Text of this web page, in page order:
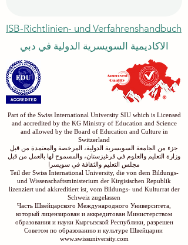
ISB-Richtlinien- und Verfahrenshandbuch
الاكاديمية السويسرية الدولية في دبي
Part of the Swiss International University SIU which is Licensed
and accredited by the KG Ministry of Education and Science
and allowed by the Board of Education and Culture in
Switzerland
جزء من الجامعة السويسرية الدولية، المرخصة والمعتمدة من قبل
وزارة التعليم والعلوم في قرغيزستان، والمسموح لها بالعمل من قبل
مجلس التعليم والثقافة في سويسرا
Teil der Swiss International University, die von dem Bildungs-
und Wissenschaftsministerium der Kirgisischen Republik
lizenziert und akkreditiert ist, vom Bildungs- und Kulturrat der
Schweiz zugelassen
Часть Швейцарского Международного Университета,
который лицензирован и аккредитован Министерством
образования и науки Кыргызской Республики, разрешен
Советом по образованию и культуре Швейцарии
www.swissuniversity.com